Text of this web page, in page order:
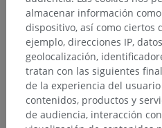
almacenar información
dispositivo, así como ciertos
ejemplo, direcciones IP,
geolocalización,
tratan con las siguientes
de la experiencia del
contenidos, productos y
de audiencia, interacción